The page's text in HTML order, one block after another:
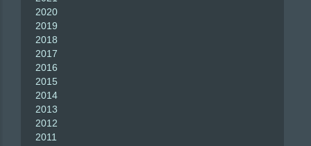
2020
2019
2018
2017
2016
2015
2014
2013
2012
2011